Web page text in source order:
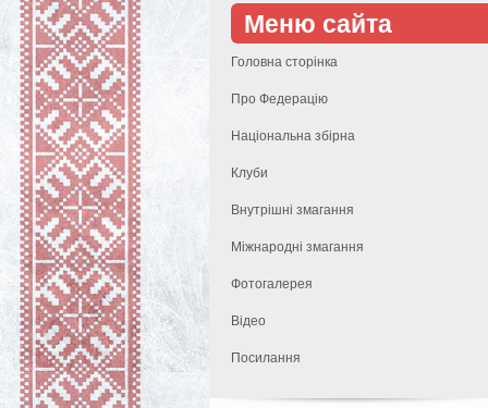
Меню сайта
Головна сторінка
Про Федерацію
Національна збірна
Клуби
Внутрішні змагання
Міжнародні змагання
Фотогалерея
Відео
Посилання